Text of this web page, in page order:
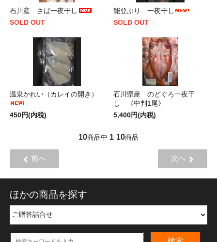
石川産 さば一夜干し
SOLD OUT
能登ぶり 一夜干し
SOLD OUT
温泉かれい（カレイの開き）
450円(内税)
石川県産 のどぐろ一夜干
し 《中判1尾》
5,400円(内税)
10商品中 1-10商品
前へ 次へ
ほかの商品を探す